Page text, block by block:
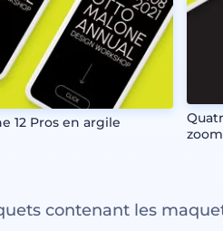
12 Pros en argile
contenant les